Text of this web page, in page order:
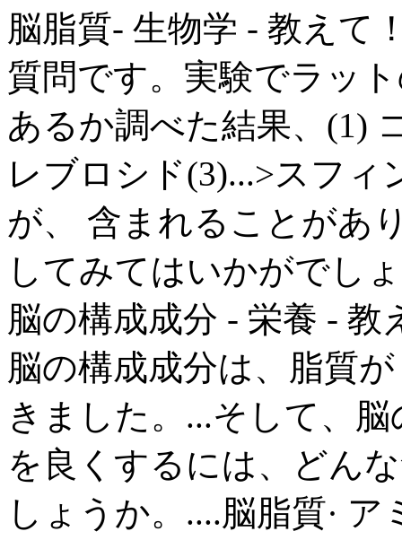
脳脂質- 生物学 - 教えて
質問です。実験でラッ
あるか調べた結果、(1)
レブロシド(3)...>スフ
が、 含まれることがあ
してみてはいかがでし
脳の構成成分 - 栄養 - 教
脳の構成成分は、脂質
きました。...そして、
を良くするには、どん
しょうか。....脳脂質·